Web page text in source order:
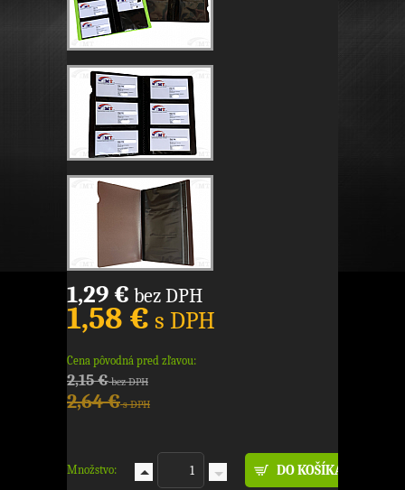
1,29 € bez DPH
1,58 € s DPH
Cena pôvodná pred zľavou:
2,15 €bez DPH
2,64 €s DPH
Množstvo: